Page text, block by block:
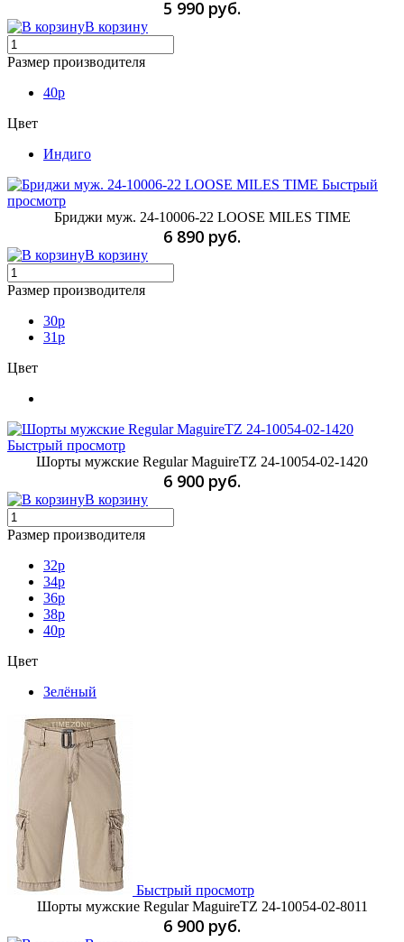
5 990 руб.
В корзину
Размер производителя
40p
Цвет
Индиго
Быстрый
просмотр
Бриджи муж. 24-10006-22 LOOSE MILES TIME
6 890 руб.
В корзину
Размер производителя
30p
31p
Цвет
Быстрый просмотр
Шорты мужские Regular MaguireTZ 24-10054-02-1420
6 900 руб.
В корзину
Размер производителя
32p
34p
36р
38р
40р
Цвет
Зелёный
Быстрый просмотр
Шорты мужские Regular MaguireTZ 24-10054-02-8011
6 900 руб.